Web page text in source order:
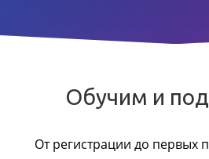
Обучим и
От регистрации до первых